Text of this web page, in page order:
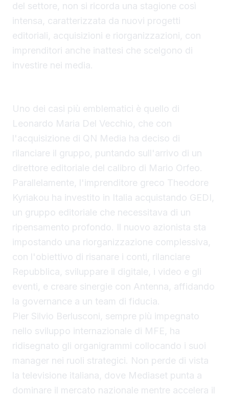
del settore, non si ricorda una stagione così
intensa, caratterizzata da nuovi progetti
editoriali, acquisizioni e riorganizzazioni, con
imprenditori anche inattesi che scelgono di
investire nei media.
Uno dei casi più emblematici è quello di
Leonardo Maria Del Vecchio, che con
l'acquisizione di QN Media ha deciso di
rilanciare il gruppo, puntando sull'arrivo di un
direttore editoriale del calibro di Mario Orfeo.
Parallelamente, l'imprenditore greco Theodore
Kyriakou ha investito in Italia acquistando GEDI,
un gruppo editoriale che necessitava di un
ripensamento profondo. Il nuovo azionista sta
impostando una riorganizzazione complessiva,
con l'obiettivo di risanare i conti, rilanciare
Repubblica, sviluppare il digitale, i video e gli
eventi, e creare sinergie con Antenna, affidando
la governance a un team di fiducia.
Pier Silvio Berlusconi, sempre più impegnato
nello sviluppo internazionale di MFE, ha
ridisegnato gli organigrammi collocando i suoi
manager nei ruoli strategici. Non perde di vista
la televisione italiana, dove Mediaset punta a
dominare il mercato nazionale mentre accelera il